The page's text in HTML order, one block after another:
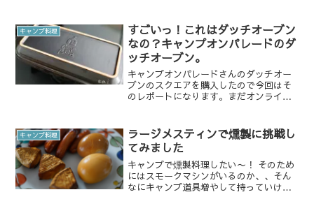
と海」こんな素敵な名前のキャンプ場。
海とか見られるのかし...
キャンプ料理
すごいっ！これはダッチオーブン
なの？キャンプオンパレードのダ
ッチオーブン。
キャンプオンパレードさんのダッチオー
ブンのスクエアを購入したので今回はそ
のレポートになります。まだオンライン
ようですが、初回生産量が少ないらし
く、最初はインスタなど...
キャンプ料理
ラージメスティンで燻製に挑戦し
てみました
キャンプで燻製料理したい〜！ そのため
にはスモークマシンがいるのか、、そん
なにキャンプ道具増やして持っていけな